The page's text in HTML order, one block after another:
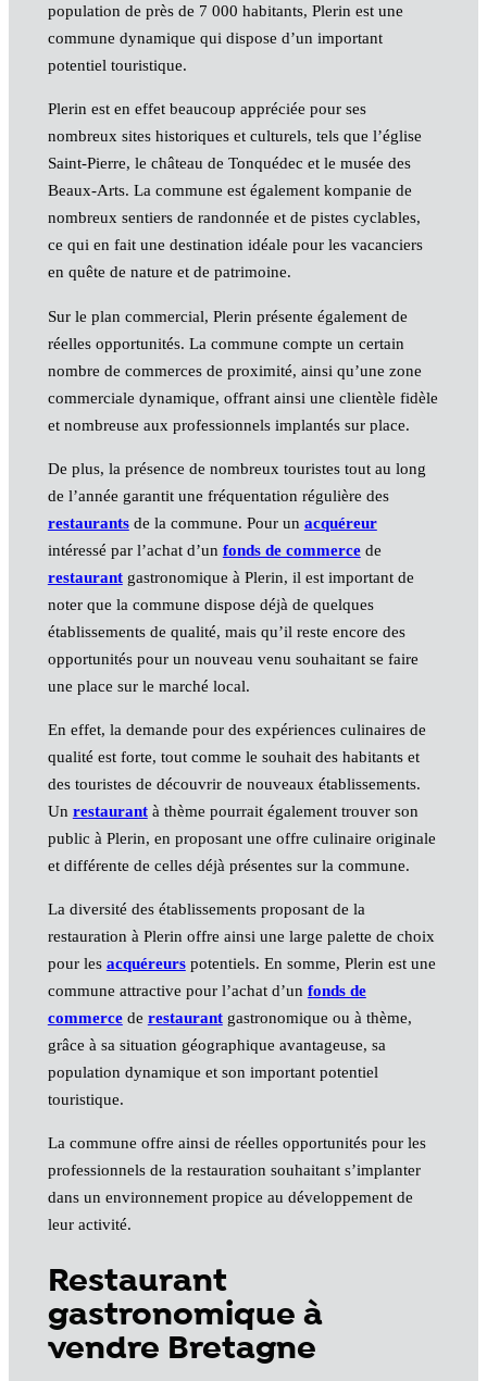
population de près de 7 000 habitants, Plerin est une
commune dynamique qui dispose d’un important
potentiel touristique.
Plerin est en effet beaucoup appréciée pour ses
nombreux sites historiques et culturels, tels que l’église
Saint-Pierre, le château de Tonquédec et le musée des
Beaux-Arts. La commune est également kompanie de
nombreux sentiers de randonnée et de pistes cyclables,
ce qui en fait une destination idéale pour les vacanciers
en quête de nature et de patrimoine.
Sur le plan commercial, Plerin présente également de
réelles opportunités. La commune compte un certain
nombre de commerces de proximité, ainsi qu’une zone
commerciale dynamique, offrant ainsi une clientèle fidèle
et nombreuse aux professionnels implantés sur place.
De plus, la présence de nombreux touristes tout au long
de l’année garantit une fréquentation régulière des
restaurantsde la commune. Pour un acquéreur
intéressé par l’achat d’un fonds de commercede
restaurantgastronomique à Plerin, il est important de
noter que la commune dispose déjà de quelques
établissements de qualité, mais qu’il reste encore des
opportunités pour un nouveau venu souhaitant se faire
une place sur le marché local.
En effet, la demande pour des expériences culinaires de
qualité est forte, tout comme le souhait des habitants et
des touristes de découvrir de nouveaux établissements.
Un restaurantà thème pourrait également trouver son
public à Plerin, en proposant une offre culinaire originale
et différente de celles déjà présentes sur la commune.
La diversité des établissements proposant de la
restauration à Plerin offre ainsi une large palette de choix
pour les acquéreurspotentiels. En somme, Plerin est une
commune attractive pour l’achat d’un fonds de
commercede restaurantgastronomique ou à thème,
grâce à sa situation géographique avantageuse, sa
population dynamique et son important potentiel
touristique.
La commune offre ainsi de réelles opportunités pour les
professionnels de la restauration souhaitant s’implanter
dans un environnement propice au développement de
leur activité.
Restaurant
gastronomique à
vendre Bretagne